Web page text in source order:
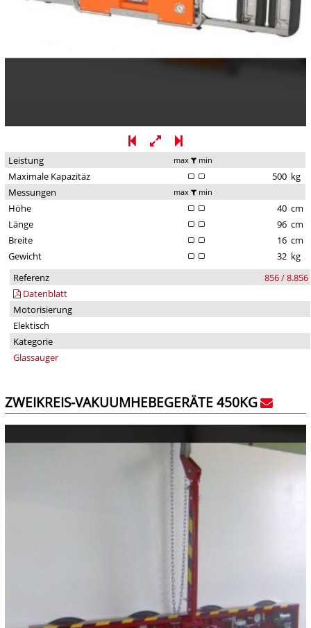
Leistung max min
Maximale Kapazitäz 500 kg
Messungen
max min
Höhe 40 cm
Länge
96 cm
Breite
16 cm
Gewicht
32 kg
Referenz
856 / 8.856
Datenblatt
Motorisierung
Elektisch
Kategorie
Glassauger
ZWEIKREIS-VAKUUMHEBEGERÄTE 450KG